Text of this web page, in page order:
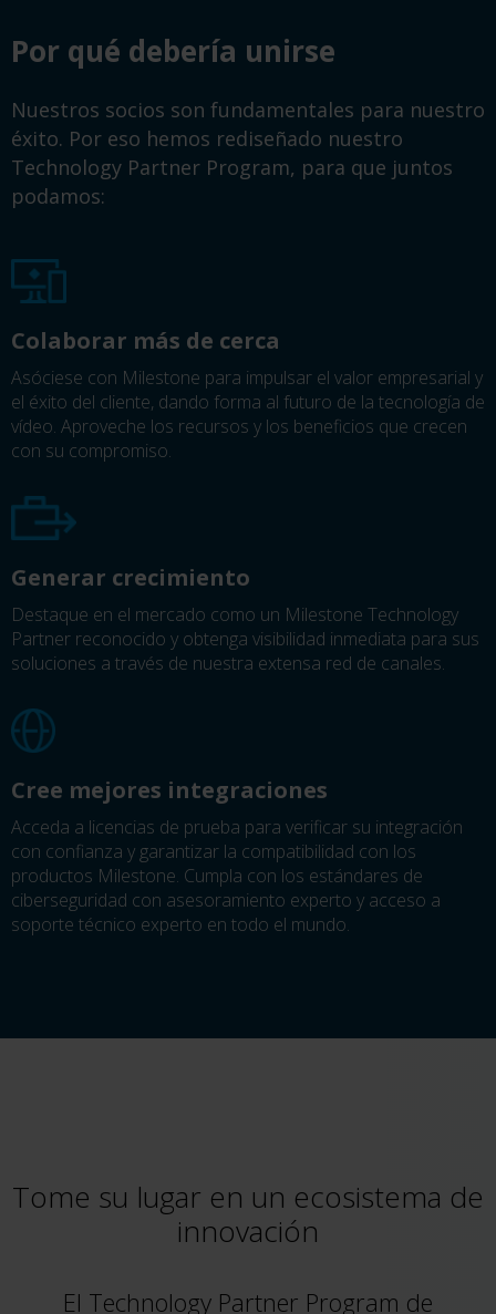
Por qué debería unirse
Nuestros socios son fundamentales para nuestro
éxito. Por eso hemos rediseñado nuestro
Technology Partner Program, para que juntos
podamos:
Colaborar más de cerca
Asóciese con Milestone para impulsar el valor empresarial y
el éxito del cliente, dando forma al futuro de la tecnología de
vídeo. Aproveche los recursos y los beneficios que crecen
con su compromiso.
Generar crecimiento
Destaque en el mercado como un Milestone Technology
Partner reconocido y obtenga visibilidad inmediata para sus
soluciones a través de nuestra extensa red de canales.
Cree mejores integraciones
Acceda a licencias de prueba para verificar su integración
con confianza y garantizar la compatibilidad con los
productos Milestone. Cumpla con los estándares de
ciberseguridad con asesoramiento experto y acceso a
soporte técnico experto en todo el mundo.
Tome su lugar en un ecosistema de
innovación
El Technology Partner Program de